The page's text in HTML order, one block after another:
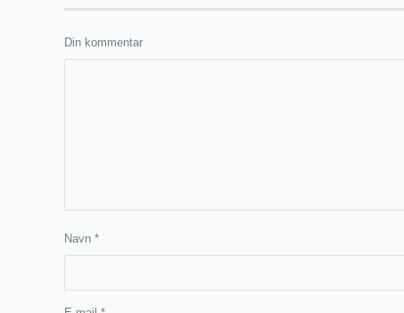
Din kommentar
Navn *